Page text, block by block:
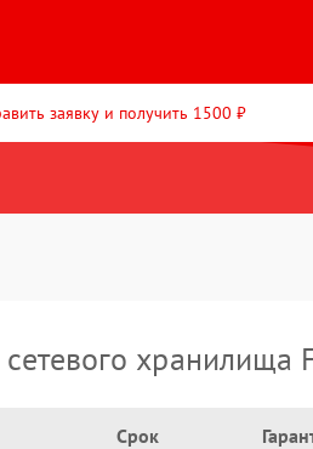
заявку и получить 1500 ₽
хранилища
Срок